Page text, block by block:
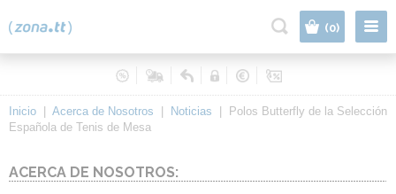
(0)
Inicio Acerca de Nosotros Noticias
Polos Butterfly de la Selección
Española de Tenis de Mesa
ACERCA DE NOSOTROS: